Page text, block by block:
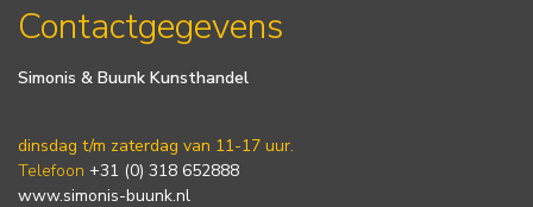
Contactgegevens
Simonis & Buunk Kunsthandel
dinsdag t/m zaterdag van 11-17 uur.
Telefoon +31 (0) 318 652888
www.simonis-buunk.nl